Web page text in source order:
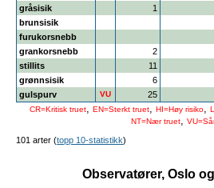
gråsisik
1
brunsisik
furukorsnebb
grankorsnebb
2
stillits
11
grønnsisik
6
gulspurv
VU 25
CR=Kritisk truet, EN=Sterkt truet, HI=Høy risiko,
NT=Nær truet,
101 arter (topp 10-statistikk)
Observatører, Oslo